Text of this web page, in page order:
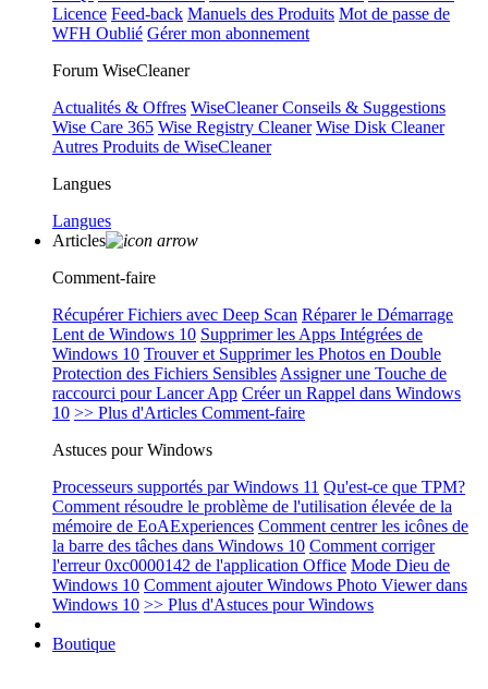
Licence Feed-back Manuels des Produits Mot de passe de
WFH Oublié Gérer mon abonnement
Forum WiseCleaner
Actualités & Offres WiseCleaner Conseils & Suggestions
Wise Care 365 Wise Registry Cleaner Wise Disk Cleaner
Autres Produits de WiseCleaner
Langues
Langues
Articles
Comment-faire
Récupérer Fichiers avec Deep Scan Réparer le Démarrage
Lent de Windows 10 Supprimer les Apps Intégrées de
Windows 10 Trouver et Supprimer les Photos en Double
Protection des Fichiers Sensibles Assigner une Touche de
raccourci pour Lancer App Créer un Rappel dans Windows
10 >> Plus d'Articles Comment-faire
Astuces pour Windows
Processeurs supportés par Windows 11 Qu'est-ce que TPM?
Comment résoudre le problème de l'utilisation élevée de la
mémoire de EoAExperiences Comment centrer les icônes de
la barre des tâches dans Windows 10 Comment corriger
l'erreur 0xc0000142 de l'application Office Mode Dieu de
Windows 10 Comment ajouter Windows Photo Viewer dans
Windows 10 >> Plus d'Astuces pour Windows
Boutique